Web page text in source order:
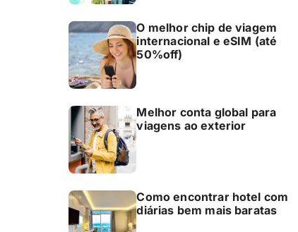
O melhor chip de viagem
internacional e eSIM (até
50%off)
Melhor conta global para
viagens ao exterior
Como encontrar hotel com
diárias bem mais baratas